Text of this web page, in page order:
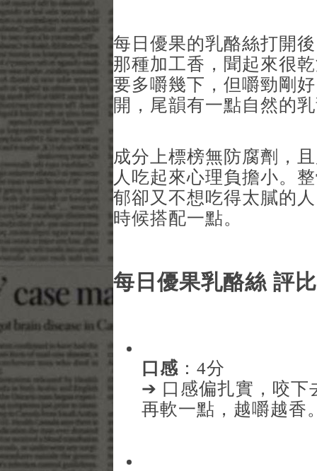
每日優果的乳酪絲打開
那種加工香，聞起來很
要多嚼幾下，但嚼勁剛
開，尾韻有一點自然的
成分上標榜無防腐劑，
人吃起來心理負擔小。
郁卻又不想吃得太膩的
時候搭配一點。
每日優果乳酪絲 評比
口感 ：4分
➔ 口感偏扎實，咬下
再軟一點，越嚼越香